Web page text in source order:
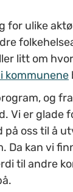
for ulike
litt om
kommunene
og
Vi er glade
på oss til å
Da kan vi
til andre